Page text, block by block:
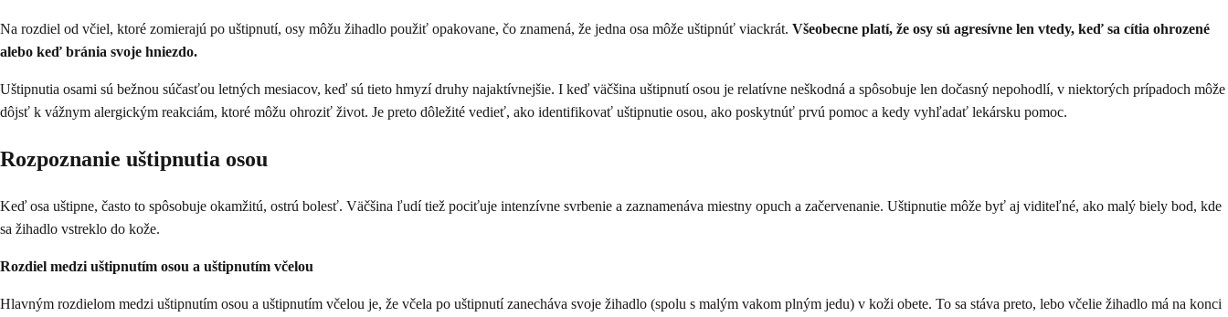
Na rozdiel od včiel, ktoré zomierajú po uštipnutí, osy môžu žihadlo použiť opakovane, čo znamená, že jedna osa môže uštipnúť viackrát. Všeobecne platí, že osy sú agresívne len vtedy, keď sa cítia ohrozené
alebo keď bránia svoje hniezdo.
Uštipnutia osami sú bežnou súčasťou letných mesiacov, keď sú tieto hmyzí druhy najaktívnejšie. I keď väčšina uštipnutí osou je relatívne neškodná a spôsobuje len dočasný nepohodlí, v niektorých prípadoch môže
dôjsť k vážnym alergickým reakciám, ktoré môžu ohroziť život. Je preto dôležité vedieť, ako identifikovať uštipnutie osou, ako poskytnúť prvú pomoc a kedy vyhľadať lekársku pomoc.
Rozpoznanie uštipnutia osou
Keď osa uštipne, často to spôsobuje okamžitú, ostrú bolesť. Väčšina ľudí tiež pociťuje intenzívne svrbenie a zaznamenáva miestny opuch a začervenanie. Uštipnutie môže byť aj viditeľné, ako malý biely bod, kde
sa žihadlo vstreklo do kože.
Rozdiel medzi uštipnutím osou a uštipnutím včelou
Hlavným rozdielom medzi uštipnutím osou a uštipnutím včelou je, že včela po uštipnutí zanecháva svoje žihadlo (spolu s malým vakom plným jedu) v koži obete. To sa stáva preto, lebo včelie žihadlo má na konci